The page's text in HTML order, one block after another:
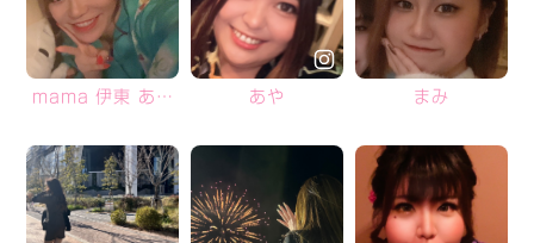
mama 伊東 あみ あや まみ